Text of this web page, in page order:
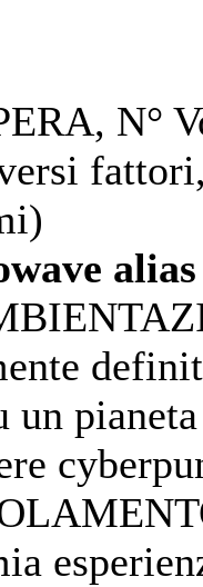
N°
un